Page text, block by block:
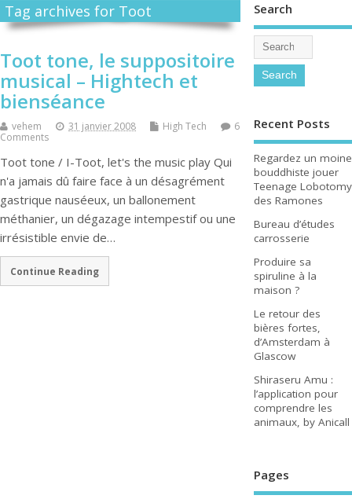
Tag archives for Toot
Toot tone, le suppositoire
musical – Hightech et
bienséance
vehem 31 janvier 2008 High Tech
6
Comments
Toot tone / I-Toot, let's the music play Qui
n'a jamais dû faire face à un désagrément
gastrique nauséeux, un ballonement
méthanier, un dégazage intempestif ou une
irrésistible envie de…
Continue Reading
Search
Recent Posts
Regardez un moine
bouddhiste jouer
Teenage Lobotomy
des Ramones
Bureau d’études
carrosserie
Produire sa
spiruline à la
maison ?
Le retour des
bières fortes,
d’Amsterdam à
Glascow
Shiraseru Amu :
l’application pour
comprendre les
animaux, by Anicall
Pages